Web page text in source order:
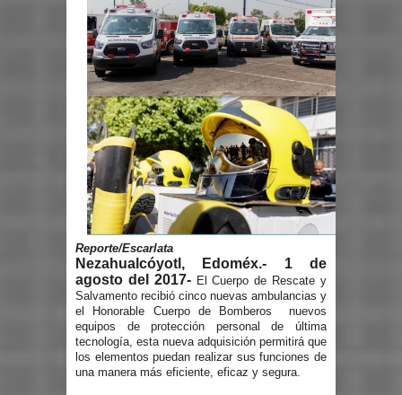
Reporte/Escarlata
Nezahualcóyotl, Edoméx.- 1 de
agosto del 2017- El Cuerpo de Rescate y
Salvamento recibió cinco nuevas ambulancias y
el Honorable Cuerpo de Bomberos nuevos
equipos de protección personal de última
tecnología, esta nueva adquisición permitirá que
los elementos puedan realizar sus funciones de
una manera más eficiente, eficaz y segura.